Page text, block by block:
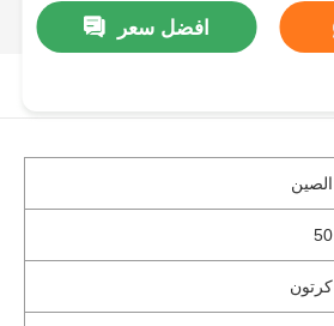
افضل سعر
الصين
50
كرتون